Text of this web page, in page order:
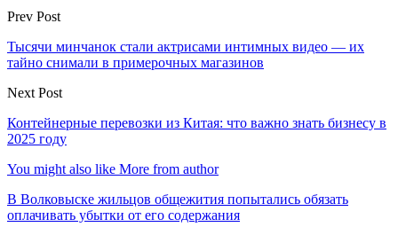
Prev Post
Тысячи минчанок стали актрисами интимных видео — их
тайно снимали в примерочных магазинов
Next Post
Контейнерные перевозки из Китая: что важно знать бизнесу в
2025 году
You might also like More from author
В Волковыске жильцов общежития попытались обязать
оплачивать убытки от его содержания